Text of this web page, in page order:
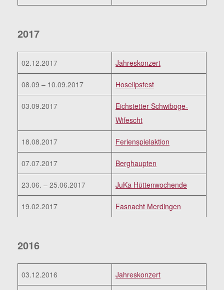
2017
02.12.2017 Jahreskonzert
08.09 – 10.09.2017 Hoselipsfest
03.09.2017
Eichstetter Schwiboge-
Wifescht
18.08.2017 Ferienspielaktion
07.07.2017 Berghaupten
23.06. – 25.06.2017 JuKa Hüttenwochende
19.02.2017 Fasnacht Merdingen
2016
03.12.2016 Jahreskonzert